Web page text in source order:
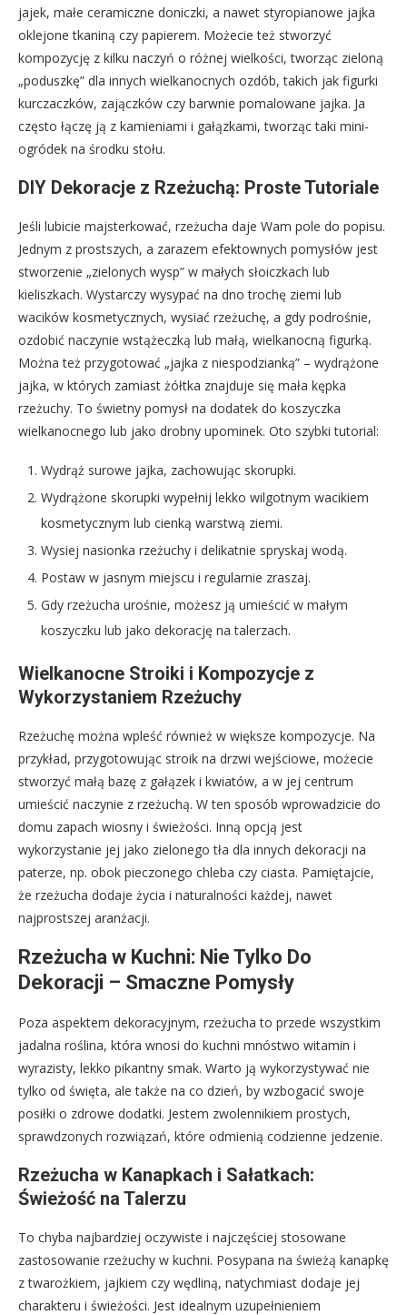
jajek, małe ceramiczne doniczki, a nawet styropianowe jajka
oklejone tkaniną czy papierem. Możecie też stworzyć
kompozycję z kilku naczyń o różnej wielkości, tworząc zieloną
„poduszkę” dla innych wielkanocnych ozdób, takich jak figurki
kurczaczków, zajączków czy barwnie pomalowane jajka. Ja
często łączę ją z kamieniami i gałązkami, tworząc taki mini-
ogródek na środku stołu.
DIY Dekoracje z Rzeżuchą: Proste Tutoriale
Jeśli lubicie majsterkować, rzeżucha daje Wam pole do popisu.
Jednym z prostszych, a zarazem efektownych pomysłów jest
stworzenie „zielonych wysp” w małych słoiczkach lub
kieliszkach. Wystarczy wysypać na dno trochę ziemi lub
wacików kosmetycznych, wysiać rzeżuchę, a gdy podrośnie,
ozdobić naczynie wstążeczką lub małą, wielkanocną figurką.
Można też przygotować „jajka z niespodzianką” – wydrążone
jajka, w których zamiast żółtka znajduje się mała kępka
rzeżuchy. To świetny pomysł na dodatek do koszyczka
wielkanocnego lub jako drobny upominek. Oto szybki tutorial:
Wydrąż surowe jajka, zachowując skorupki.
Wydrążone skorupki wypełnij lekko wilgotnym wacikiem
kosmetycznym lub cienką warstwą ziemi.
Wysiej nasionka rzeżuchy i delikatnie spryskaj wodą.
Postaw w jasnym miejscu i regularnie zraszaj.
Gdy rzeżucha urośnie, możesz ją umieścić w małym
koszyczku lub jako dekorację na talerzach.
Wielkanocne Stroiki i Kompozycje z
Wykorzystaniem Rzeżuchy
Rzeżuchę można wpleść również w większe kompozycje. Na
przykład, przygotowując stroik na drzwi wejściowe, możecie
stworzyć małą bazę z gałązek i kwiatów, a w jej centrum
umieścić naczynie z rzeżuchą. W ten sposób wprowadzicie do
domu zapach wiosny i świeżości. Inną opcją jest
wykorzystanie jej jako zielonego tła dla innych dekoracji na
paterze, np. obok pieczonego chleba czy ciasta. Pamiętajcie,
że rzeżucha dodaje życia i naturalności każdej, nawet
najprostszej aranżacji.
Rzeżucha w Kuchni: Nie Tylko Do
Dekoracji – Smaczne Pomysły
Poza aspektem dekoracyjnym, rzeżucha to przede wszystkim
jadalna roślina, która wnosi do kuchni mnóstwo witamin i
wyrazisty, lekko pikantny smak. Warto ją wykorzystywać nie
tylko od święta, ale także na co dzień, by wzbogacić swoje
posiłki o zdrowe dodatki. Jestem zwolennikiem prostych,
sprawdzonych rozwiązań, które odmienią codzienne jedzenie.
Rzeżucha w Kanapkach i Sałatkach:
Świeżość na Talerzu
To chyba najbardziej oczywiste i najczęściej stosowane
zastosowanie rzeżuchy w kuchni. Posypana na świeżą kanapkę
z twarożkiem, jajkiem czy wędliną, natychmiast dodaje jej
charakteru i świeżości. Jest idealnym uzupełnieniem